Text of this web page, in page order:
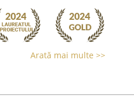
Arată mai multe >>